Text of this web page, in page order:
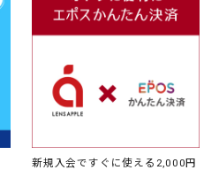
新規入会ですぐに使える2,000円